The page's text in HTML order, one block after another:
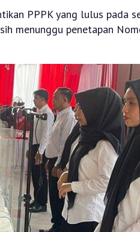
PPPK yang lulus pada
menunggu penetapan